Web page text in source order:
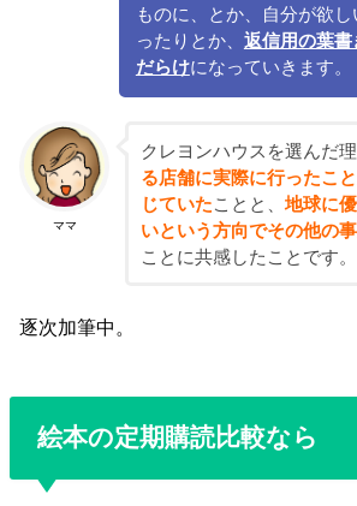
ものに、とか、自分が欲
ったりとか、 返信用の葉
だらけになっていきます。
ママ
クレヨンハウスを選んだ
る店舗に実際に行ったこ
じていたことと、地球に
いという方向でその他の
ことに共感したことです。
逐次加筆中。
絵本の定期購読比較なら